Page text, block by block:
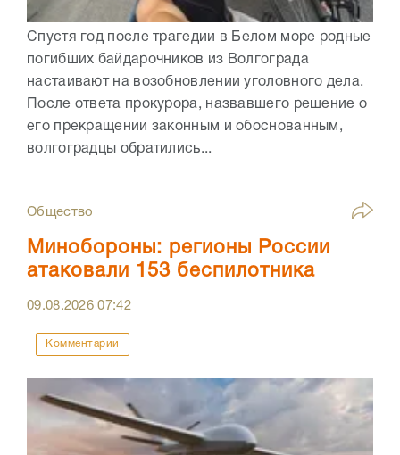
Спустя год после трагедии в Белом море родные
погибших байдарочников из Волгограда
настаивают на возобновлении уголовного дела.
После ответа прокурора, назвавшего решение о
его прекращении законным и обоснованным,
волгоградцы обратились...
Общество
Минобороны: регионы России
атаковали 153 беспилотника
09.08.202607:42
Комментарии